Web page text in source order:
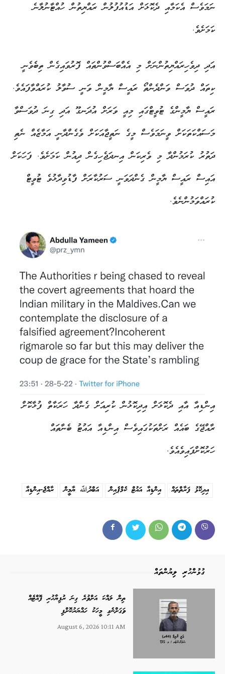
ނަމަވެސް އެކަމާއި ދެކޮޅަށް އަޑުއުފުލުން ރައްޔިތުން ހުއްޓާނުލާނެ
ކަމަށެވެ.
އަދި ދިވެހިރައްޔިތުންނަށް މި އެއްބަސްވުންތައް ފޮރުވައިގެން ތިބެވެނީ
ކިތައް ދުވަސް ވަންދެންތޯ ރައީސް ޔާމީން ވަނީ ސުވާލު ކުރައްވާފައެވެ.
ރައީސް ޔާމީންގެ ޓުވީޓްގައި މިއީ ވަރަށް އުދަނގޫ އަދި ގިނަ ދުވަސްވާ
މަސައްކަތަކަށް ވީނަމަވެސް މީގެ ނަތީޖާއަކަށް ވެގެންދާނީ އަމާޒެއް ނެތި
ދަތުރު ކުރަމުންދާ މި ވެރިކަން އިނދަޖެހިގެން ދިއުން ކަމަށެވެ. ފަހަކަށް
އައިސް ރައީސް ޔާމީން ގެންދަވަނީ ސަރުކާރަށް ފާޑުވިދާޅުވެ ޓުވީޓް
ކުރައްވަމުންނެވެ.
އިންޑިއާ އާއި ދެކޮޅަށް އިދިކޮޅުން ކުރިއަށް ގެންދާ ހަރަކާތް ފުޅާކޮށް
ރާއްޖޭގެ ބައެއް ރަށްތަކުގައިވެސް އިންޑިއާ އައުޓު ބެނާތައް
ހަރުކޮށްފައިވެއެވެ.
ރާއްޖެ-އިންޑިއާ އަބްދުﷲ ޔާމީން އިންޑިއާ އައުޓް ކެމްޕެއިން އިދިކޮޅު ފަރާތްތައް
ގުޅުންހުރި ލިޔުންތައް
ތިން ލައްކަ އަށްވުރެ ގިނަ ރުފިޔާހުރި ފޮއްޓެއް
ވަގަށްނެގި މީހަކު ހައްޔަރުކޮށްފި
August 6, 2026 10:11 AM